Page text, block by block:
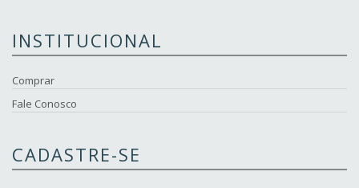
INSTITUCIONAL
Comprar
Fale Conosco
CADASTRE-SE